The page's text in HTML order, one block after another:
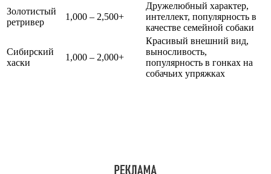
Золотистый
ретривер
1,000 – 2,500+
Дружелюбный характер,
интеллект, популярность в
качестве семейной собаки
Сибирский
хаски
1,000 – 2,000+
Красивый внешний вид,
выносливость,
популярность в гонках на
собачьих упряжках